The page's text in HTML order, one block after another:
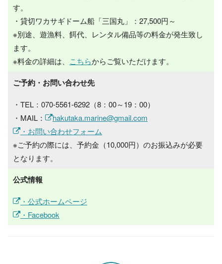
す。
・貸切ワカサギドーム船「三国丸」：27,500円～
※別途、遊漁料、餌代、レンタル備品等の料金が発生致し
ます。
※料金の詳細は、 こちらからご覧いただけます。
ご予約・お問い合わせ先
・TEL：070-5561-6292（8：00～19：00）
・MAIL：
hakutaka.marine@gmail.com
・お問い合わせフォーム
※ご予約の際には、予約金（10,000円）のお振込みが必要
となります。
公式情報
・公式ホームページ
・Facebook